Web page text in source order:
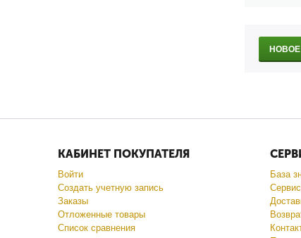
КАБИНЕТ ПОКУПАТЕЛЯ
Войти
Создать учетную запись
Заказы
Отложенные товары
Список сравнения
База